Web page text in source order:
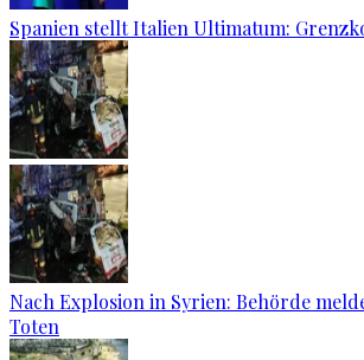
Spanien stellt Italien Ultimatum:
Nach Explosion in Syrien: Behörde
Toten